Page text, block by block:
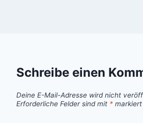
Schreibe einen
Deine E-Mail-Adresse wird nicht
Erforderliche Felder sind mit * markiert